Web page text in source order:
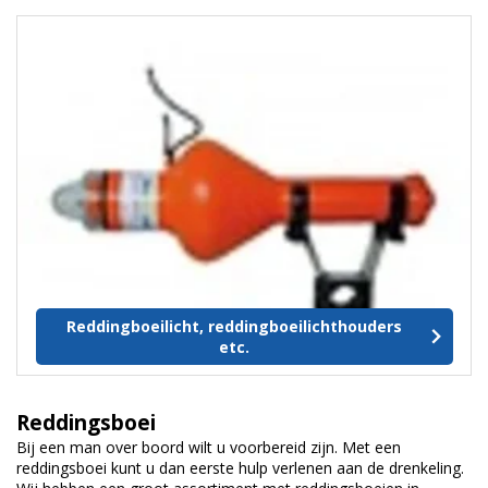
Reddingboeilicht, reddingboeilichthouders
etc.
Reddingsboei
Bij een man over boord wilt u voorbereid zijn. Met een
reddingsboei kunt u dan eerste hulp verlenen aan de drenkeling.